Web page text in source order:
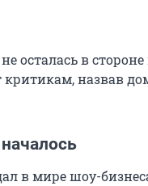
осталась в
критикам, назвав
в мире шоу-